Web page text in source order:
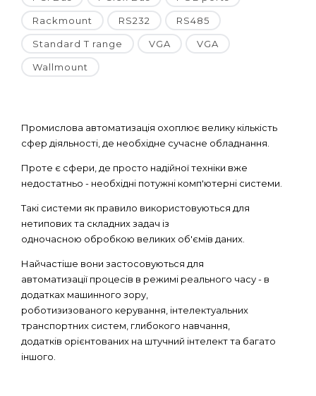
Rackmount RS232 RS485
Standard T range VGA VGA
Wallmount
Промислова автоматизація охоплює велику кількість
сфер діяльності, де необхідне сучасне обладнання.
Проте є сфери, де просто надійної техніки вже
недостатньо - необхідні потужні комп'ютерні системи.
Такі системи як правило використовуються для
нетипових та складних задач із
одночасною обробкою великих об'ємів даних.
Найчастіше вони застосовуються для
автоматизації процесів в режимі реального часу - в
додатках машинного зору,
роботизизованого керування, інтелектуальних
транспортних систем, глибокого навчання,
додатків орієнтованих на штучний інтелект та багато
іншого.